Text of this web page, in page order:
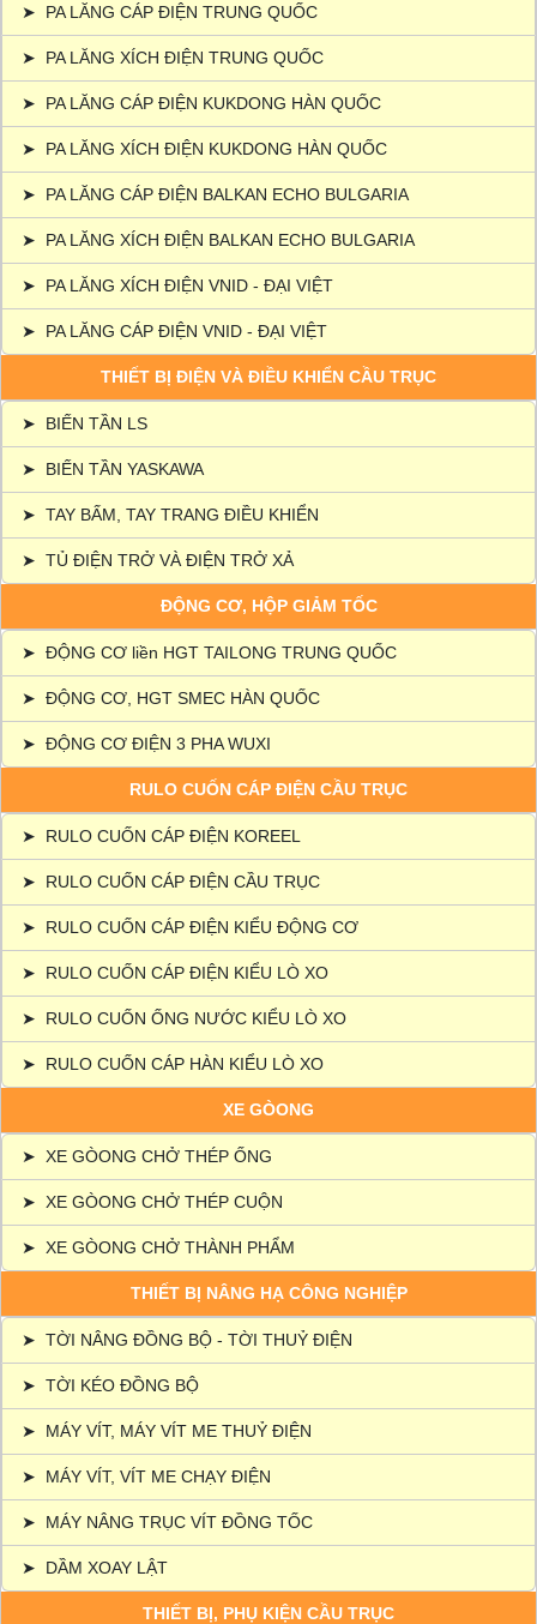
➤ PA LĂNG CÁP ĐIỆN TRUNG QUỐC
➤ PA LĂNG XÍCH ĐIỆN TRUNG QUỐC
➤ PA LĂNG CÁP ĐIỆN KUKDONG HÀN QUỐC
➤ PA LĂNG XÍCH ĐIỆN KUKDONG HÀN QUỐC
➤ PA LĂNG CÁP ĐIỆN BALKAN ECHO BULGARIA
➤ PA LĂNG XÍCH ĐIỆN BALKAN ECHO BULGARIA
➤ PA LĂNG XÍCH ĐIỆN VNID - ĐẠI VIỆT
➤ PA LĂNG CÁP ĐIỆN VNID - ĐẠI VIỆT
THIẾT BỊ ĐIỆN VÀ ĐIỀU KHIỂN CẦU TRỤC
➤ BIẾN TẦN LS
➤ BIẾN TẦN YASKAWA
➤ TAY BẤM, TAY TRANG ĐIỀU KHIỂN
➤ TỦ ĐIỆN TRỞ VÀ ĐIỆN TRỞ XẢ
ĐỘNG CƠ, HỘP GIẢM TỐC
➤ ĐỘNG CƠ liền HGT TAILONG TRUNG QUỐC
➤ ĐỘNG CƠ, HGT SMEC HÀN QUỐC
➤ ĐỘNG CƠ ĐIỆN 3 PHA WUXI
RULO CUỐN CÁP ĐIỆN CẦU TRỤC
➤ RULO CUỐN CÁP ĐIỆN KOREEL
➤ RULO CUỐN CÁP ĐIỆN CẦU TRỤC
➤ RULO CUỐN CÁP ĐIỆN KIỂU ĐỘNG CƠ
➤ RULO CUỐN CÁP ĐIỆN KIỂU LÒ XO
➤ RULO CUỐN ỐNG NƯỚC KIỂU LÒ XO
➤ RULO CUỐN CÁP HÀN KIỂU LÒ XO
XE GÒONG
➤ XE GÒONG CHỞ THÉP ỐNG
➤ XE GÒONG CHỞ THÉP CUỘN
➤ XE GÒONG CHỞ THÀNH PHẨM
THIẾT BỊ NÂNG HẠ CÔNG NGHIỆP
➤ TỜI NÂNG ĐỒNG BỘ - TỜI THUỶ ĐIỆN
➤ TỜI KÉO ĐỒNG BỘ
➤ MÁY VÍT, MÁY VÍT ME THUỶ ĐIỆN
➤ MÁY VÍT, VÍT ME CHẠY ĐIỆN
➤ MÁY NÂNG TRỤC VÍT ĐỒNG TỐC
➤ DẦM XOAY LẬT
THIẾT BỊ, PHỤ KIỆN CẦU TRỤC